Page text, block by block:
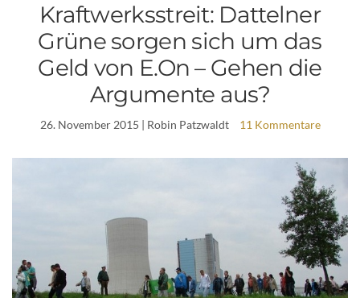
Kraftwerksstreit: Dattelner
Grüne sorgen sich um das
Geld von E.On – Gehen die
Argumente aus?
26. November 2015 | Robin Patzwaldt 11 Kommentare